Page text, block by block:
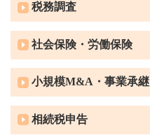
税務調査
社会保険・労働保険
小規模M&A・事業承継
相続税申告